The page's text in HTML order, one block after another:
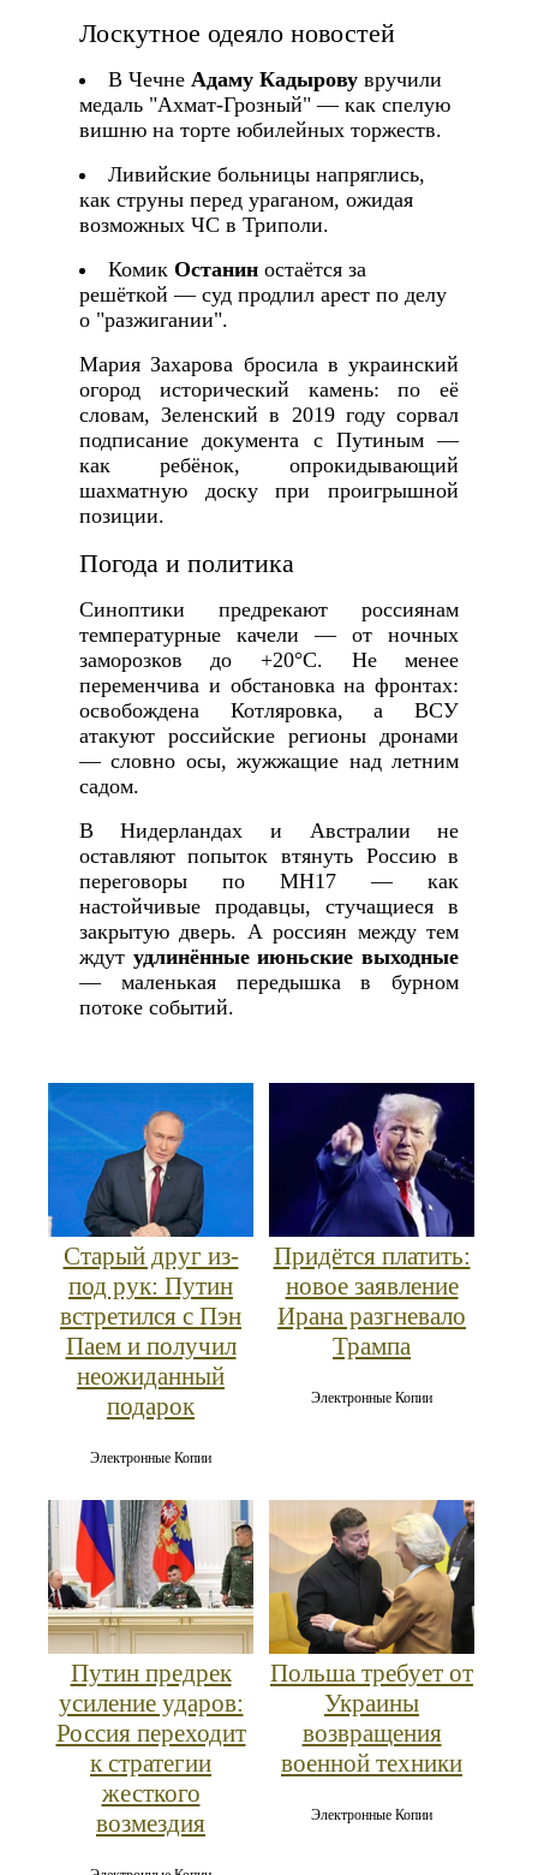
Лоскутное одеяло новостей
В Чечне Адаму Кадыровувручили
медаль "Ахмат-Грозный" — как спелую
вишню на торте юбилейных торжеств.
Ливийские больницы напряглись,
как струны перед ураганом, ожидая
возможных ЧС в Триполи.
Комик Останиностаётся за
решёткой — суд продлил арест по делу
о "разжигании".
Мария Захарова бросила в украинский
огород исторический камень: по её
словам, Зеленский в 2019 году сорвал
подписание документа с Путиным —
как ребёнок, опрокидывающий
шахматную доску при проигрышной
позиции.
Погода и политика
Синоптики предрекают россиянам
температурные качели — от ночных
заморозков до +20°C. Не менее
переменчива и обстановка на фронтах:
освобождена Котляровка, а ВСУ
атакуют российские регионы дронами
— словно осы, жужжащие над летним
садом.
В Нидерландах и Австралии не
оставляют попыток втянуть Россию в
переговоры по MH17 — как
настойчивые продавцы, стучащиеся в
закрытую дверь. А россиян между тем
ждут удлинённые июньские выходные
— маленькая передышка в бурном
потоке событий.
Старый друг из-
под рук: Путин
встретился с Пэн
Паем и получил
неожиданный
подарок
Электронные Копии
Придётся платить:
новое заявление
Ирана разгневало
Трампа
Электронные Копии
Путин предрек
усиление ударов:
Россия переходит
к стратегии
жесткого
возмездия
Польша требует от
Украины
возвращения
военной техники
Электронные Копии